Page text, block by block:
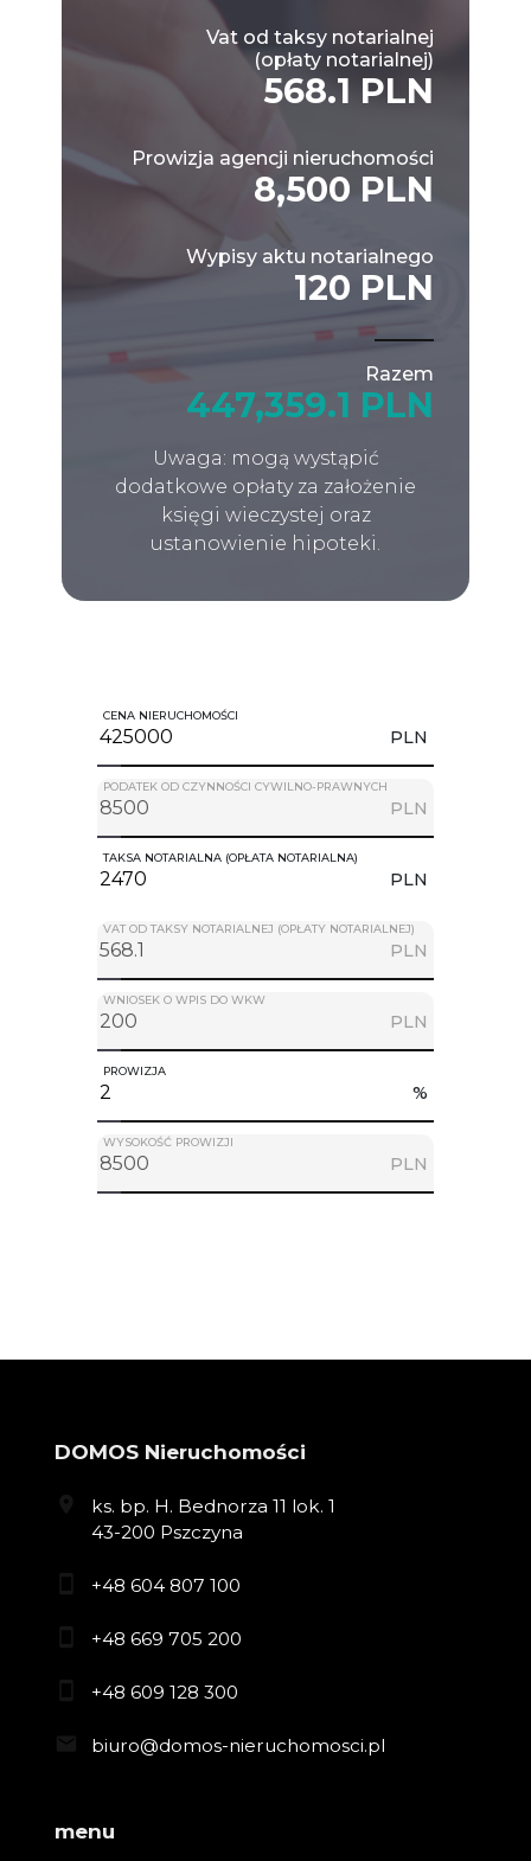
Vat od taksy notarialnej
(opłaty notarialnej)
568.1 PLN
Prowizja agencji nieruchomości
8,500 PLN
Wypisy aktu notarialnego
120 PLN
Razem
447,359.1 PLN
Uwaga: mogą wystąpić
dodatkowe opłaty za założenie
księgi wieczystej oraz
ustanowienie hipoteki.
CENA NIERUCHOMOŚCI
PLN
PODATEK OD CZYNNOŚCI CYWILNO-PRAWNYCH
PLN
TAKSA NOTARIALNA (OPŁATA NOTARIALNA)
PLN
VAT OD TAKSY NOTARIALNEJ (OPŁATY NOTARIALNEJ)
PLN
WNIOSEK O WPIS DO WKW
PLN
PROWIZJA
%
WYSOKOŚĆ PROWIZJI
PLN
DOMOS Nieruchomości
ks. bp. H. Bednorza 11 lok. 1
43-200 Pszczyna
+48 604 807 100
+48 669 705 200
+48 609 128 300
biuro@domos-nieruchomosci.pl
menu